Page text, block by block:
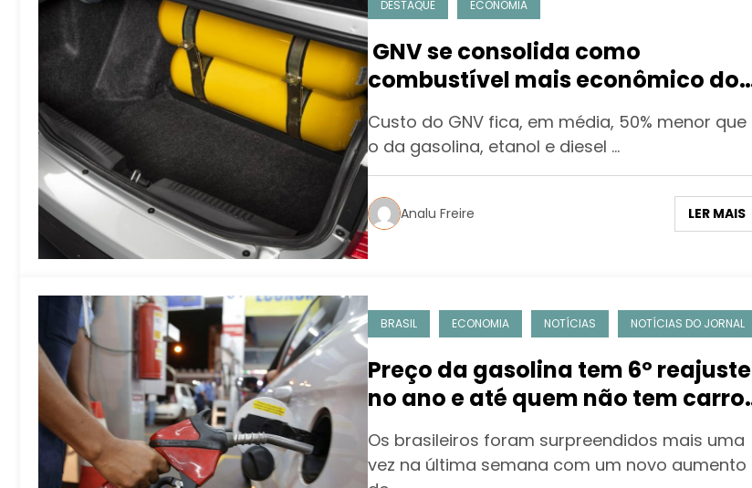
DESTAQUE ECONOMIA
GNV se consolida como
combustível mais econômico do
Rio de Janeiro
Custo do GNV fica, em média, 50% menor que
o da gasolina, etanol e diesel …
Analu Freire LER MAIS
BRASIL ECONOMIA NOTÍCIAS NOTÍCIAS DO JORNAL
Preço da gasolina tem 6º reajuste
no ano e até quem não tem carro
sofre
Os brasileiros foram surpreendidos mais uma
vez na última semana com um novo aumento